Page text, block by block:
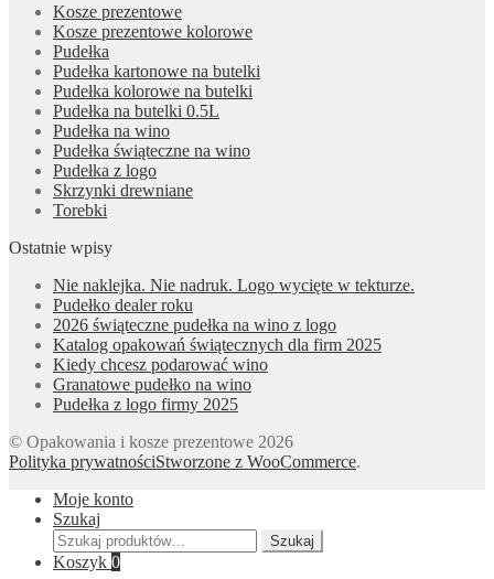
Kosze prezentowe
Kosze prezentowe kolorowe
Pudełka
Pudełka kartonowe na butelki
Pudełka kolorowe na butelki
Pudełka na butelki 0.5L
Pudełka na wino
Pudełka świąteczne na wino
Pudełka z logo
Skrzynki drewniane
Torebki
Ostatnie wpisy
Nie naklejka. Nie nadruk. Logo wycięte w tekturze.
Pudełko dealer roku
2026 świąteczne pudełka na wino z logo
Katalog opakowań świątecznych dla firm 2025
Kiedy chcesz podarować wino
Granatowe pudełko na wino
Pudełka z logo firmy 2025
© Opakowania i kosze prezentowe 2026
Polityka prywatnościStworzone z WooCommerce.
Moje konto
Szukaj
Szukaj:
Szukaj
Koszyk 0